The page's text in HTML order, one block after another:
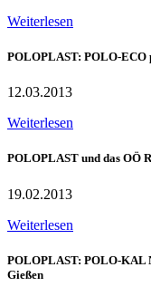
Weiterlesen
POLOPLAST: POLO-
12.03.2013
Weiterlesen
POLOPLAST und das OÖ
19.02.2013
Weiterlesen
POLOPLAST: POLO-KAL
Gießen